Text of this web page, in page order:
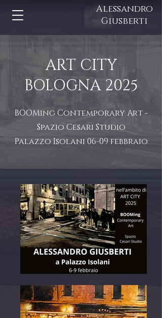
Alessandro
Giusberti
ART CITY
BOLOGNA 2025
BOOMing Contemporary Art -
Spazio Cesari Studio
Palazzo Isolani 06-09 febbraio